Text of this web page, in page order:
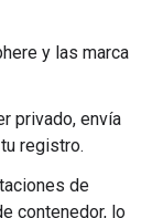
y las marca
privado, envía
registro.
de
contenedor, lo